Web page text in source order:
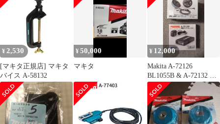
¥ 2,530
[マキタ正規店] マキタ
バイス A-58132
¥50,000
マキタ
¥ 12,000
Makita A-72126
BL1055B & A-72132 セ
ット